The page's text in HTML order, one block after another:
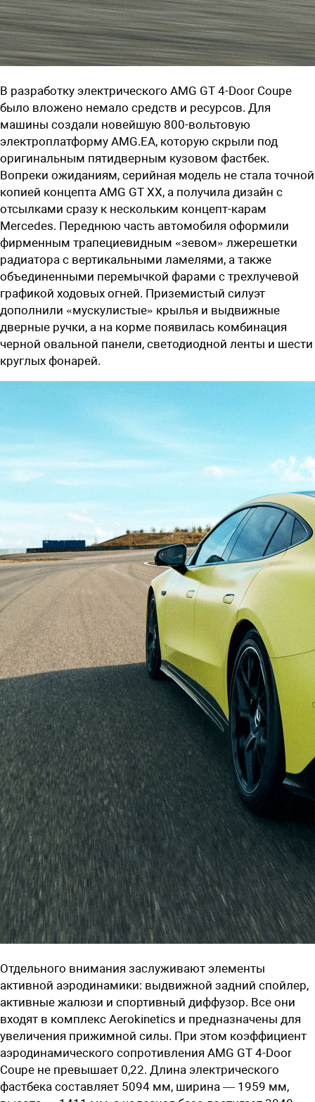
В разработку электрического AMG GT 4-Door Coupe
было вложено немало средств и ресурсов. Для
машины создали новейшую 800-вольтовую
электроплатформу AMG.EA, которую скрыли под
оригинальным пятидверным кузовом фастбек.
Вопреки ожиданиям, серийная модель не стала точной
копией концепта AMG GT XX, а получила дизайн с
отсылками сразу к нескольким концепт-карам
Mercedes. Переднюю часть автомобиля оформили
фирменным трапециевидным «зевом» лжерешетки
радиатора с вертикальными ламелями, а также
объединенными перемычкой фарами с трехлучевой
графикой ходовых огней. Приземистый силуэт
дополнили «мускулистые» крылья и выдвижные
дверные ручки, а на корме появилась комбинация
черной овальной панели, светодиодной ленты и шести
круглых фонарей.
Отдельного внимания заслуживают элементы
активной аэродинамики: выдвижной задний спойлер,
активные жалюзи и спортивный диффузор. Все они
входят в комплекс Aerokinetics и предназначены для
увеличения прижимной силы. При этом коэффициент
аэродинамического сопротивления AMG GT 4-Door
Coupe не превышает 0,22. Длина электрического
фастбека составляет 5094 мм, ширина — 1959 мм,